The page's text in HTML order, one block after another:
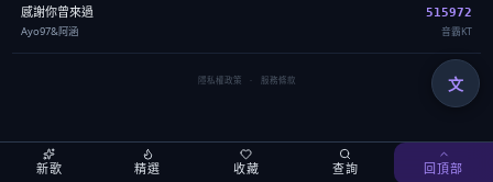
感謝你曾來過
Ayo97&阿涵
515972
音霸KT
新歌 精選 收藏 查詢 回頂部
隱私權政策 · 服務條款 文